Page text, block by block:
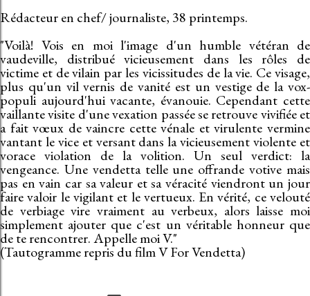
Rédacteur en chef/ journaliste, 38 printemps.
"Voilà! Vois en moi l'image d'un humble vétéran de
vaudeville, distribué vicieusement dans les rôles de
victime et de vilain par les vicissitudes de la vie. Ce visage,
plus qu'un vil vernis de vanité est un vestige de la vox-
populi aujourd'hui vacante, évanouie. Cependant cette
vaillante visite d'une vexation passée se retrouve vivifiée et
a fait vœux de vaincre cette vénale et virulente vermine
vantant le vice et versant dans la vicieusement violente et
vorace violation de la volition. Un seul verdict: la
vengeance. Une vendetta telle une offrande votive mais
pas en vain car sa valeur et sa véracité viendront un jour
faire valoir le vigilant et le vertueux. En vérité, ce velouté
de verbiage vire vraiment au verbeux, alors laisse moi
simplement ajouter que c'est un véritable honneur que
de te rencontrer. Appelle moi V."
(Tautogramme repris du film V For Vendetta)